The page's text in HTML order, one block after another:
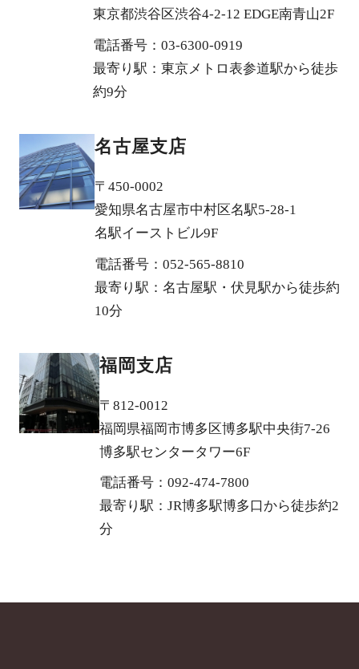
東京都渋谷区渋谷4-2-12 EDGE南青山2F
電話番号：03-6300-0919
最寄り駅：東京メトロ表参道駅から徒歩
約9分
名古屋支店
〒450-0002
愛知県名古屋市中村区名駅5-28-1
名駅イーストビル9F
電話番号：052-565-8810
最寄り駅：名古屋駅・伏見駅から徒歩約
10分
福岡支店
〒812-0012
福岡県福岡市博多区博多駅中央街7-26
博多駅センタータワー6F
電話番号：092-474-7800
最寄り駅：JR博多駅博多口から徒歩約2
分